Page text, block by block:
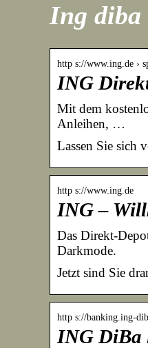
Ing diba
http s://www.ing.de ›
ING
Mit dem
Anleihen, …
Lassen Sie sich
http s://www.ing.de
ING –
Das Direkt-
Darkmode.
Jetzt sind Sie
http s://banking.ing-
ING DiBa